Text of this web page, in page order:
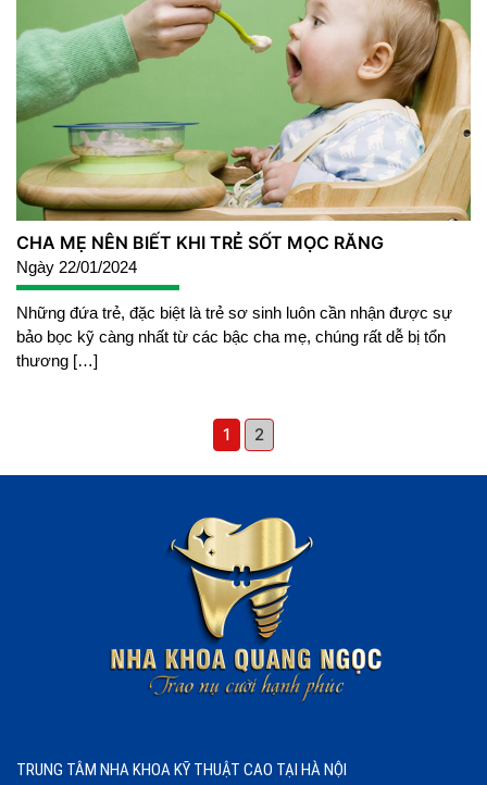
CHA MẸ NÊN BIẾT KHI TRẺ SỐT MỌC RĂNG
Ngày 22/01/2024
Những đứa trẻ, đặc biệt là trẻ sơ sinh luôn cần nhận được sự
bảo bọc kỹ càng nhất từ các bậc cha mẹ, chúng rất dễ bị tổn
thương […]
1 2
TRUNG TÂM NHA KHOA KỸ THUẬT CAO TẠI HÀ NỘI